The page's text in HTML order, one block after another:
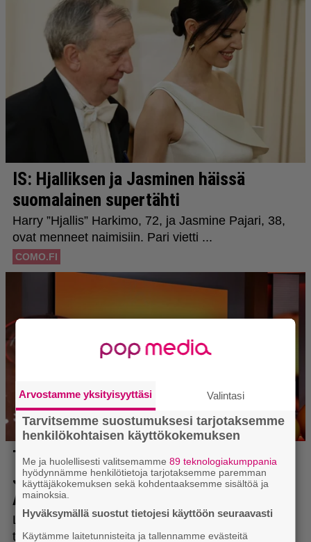
Arvostamme yksityisyyttäsi Valintasi
Tarvitsemme suostumuksesi tarjotaksemme
henkilökohtaisen käyttökokemuksen
Me ja huolellisesti valitsemamme89 teknologiakumppania
hyödynnämme henkilötietoja tarjotaksemme paremman
käyttäjäkokemuksen sekä kohdentaaksemme sisältöä ja
mainoksia.
Hyväksymällä suostut tietojesi käyttöön seuraavasti
Käytämme laitetunnisteita ja tallennamme evästeitä